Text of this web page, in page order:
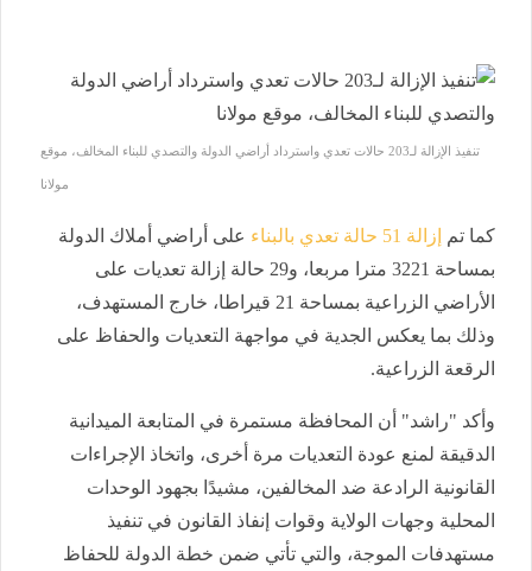
تنفيذ الإزالة لـ203 حالات تعدي واسترداد أراضي الدولة والتصدي للبناء المخالف، موقع
مولانا
كما تم إزالة 51 حالة تعدي بالبناء
على أراضي أملاك الدولة
بمساحة 3221 مترا مربعا، و29 حالة إزالة تعديات على
الأراضي الزراعية بمساحة 21 قيراطا، خارج المستهدف،
وذلك بما يعكس الجدية في مواجهة التعديات والحفاظ على
الرقعة الزراعية.
وأكد "راشد" أن المحافظة مستمرة في المتابعة الميدانية
الدقيقة لمنع عودة التعديات مرة أخرى، واتخاذ الإجراءات
القانونية الرادعة ضد المخالفين، مشيدًا بجهود الوحدات
المحلية وجهات الولاية وقوات إنفاذ القانون في تنفيذ
مستهدفات الموجة، والتي تأتي ضمن خطة الدولة للحفاظ